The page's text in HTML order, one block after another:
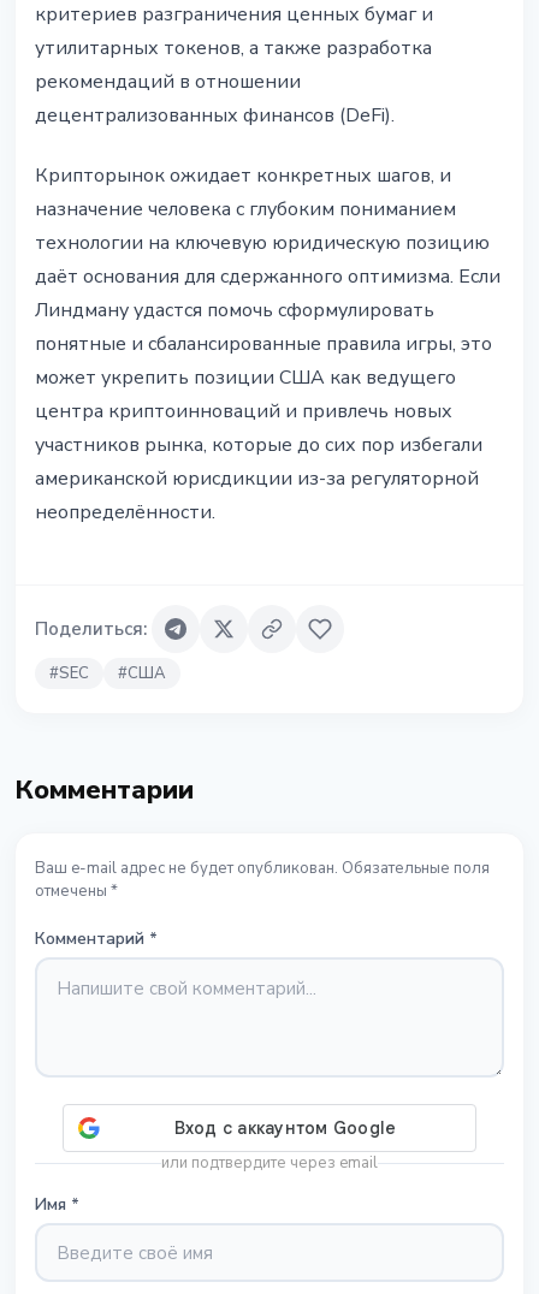
критериев разграничения ценных бумаг и
утилитарных токенов, а также разработка
рекомендаций в отношении
децентрализованных финансов (DeFi).
Крипторынок ожидает конкретных шагов, и
назначение человека с глубоким пониманием
технологии на ключевую юридическую позицию
даёт основания для сдержанного оптимизма. Если
Линдману удастся помочь сформулировать
понятные и сбалансированные правила игры, это
может укрепить позиции США как ведущего
центра криптоинноваций и привлечь новых
участников рынка, которые до сих пор избегали
американской юрисдикции из-за регуляторной
неопределённости.
Поделиться:
#SEC #США
Комментарии
Ваш e-mail адрес не будет опубликован. Обязательные поля
отмечены *
Комментарий *
или подтвердите через email
Имя *